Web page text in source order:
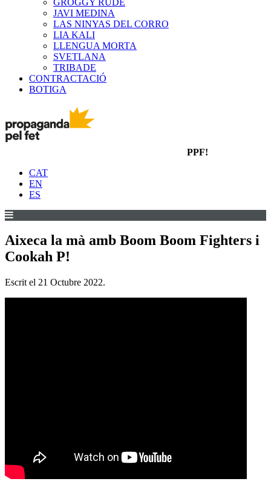
GROGGY RUDE
JAVI MEDINA
LAS NINYAS DEL CORRO
LIA KALI
LLENGUA MORTA
SVETLANA
TRIBADE
CONTRACTACIÓ
BOTIGA
PPF!
CAT
EN
ES
Aixeca la mà amb Boom Boom Fighters i
Cookah P!
Escrit el 21 Octubre 2022.